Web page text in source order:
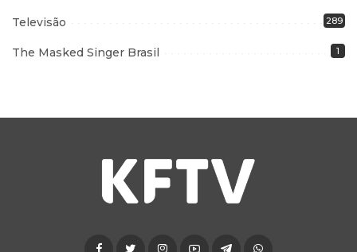
Televisão 289
The Masked Singer Brasil 1